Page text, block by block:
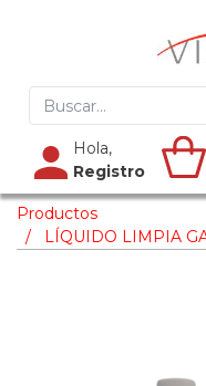
Hola,
Registro
Productos
LÍQUIDO LIMPIA